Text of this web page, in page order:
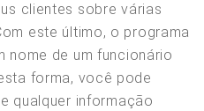
clientes sobre várias
este último, o programa
nome de um funcionário
forma, você pode
qualquer informação